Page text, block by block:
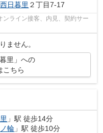
西日暮里 ２丁目7-17
ライン接客、内見、契約サー
ません。
里」への
こちら
」駅 徒歩14分
輪 」駅 徒歩10分